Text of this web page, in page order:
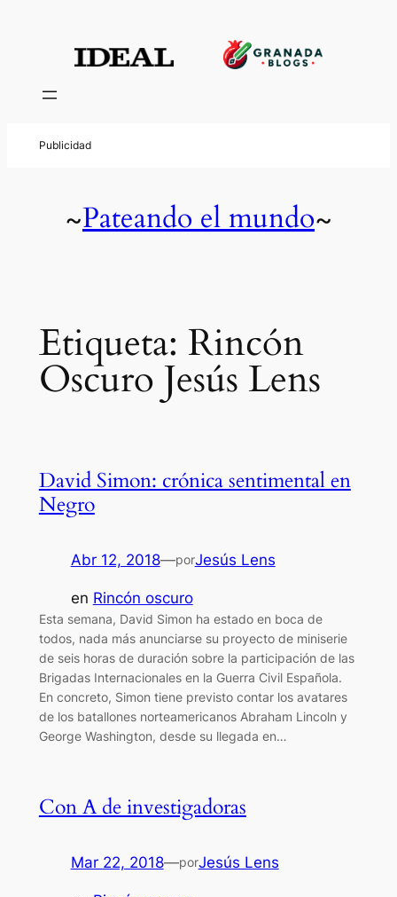
contenido
~Pateando el mundo~
Etiqueta: Rincón
Oscuro Jesús Lens
David Simon: crónica sentimental en
Negro
Abr 12, 2018—porJesús Lens
en Rincón oscuro
Esta semana, David Simon ha estado en boca de
todos, nada más anunciarse su proyecto de miniserie
de seis horas de duración sobre la participación de las
Brigadas Internacionales en la Guerra Civil Española.
En concreto, Simon tiene previsto contar los avatares
de los batallones norteamericanos Abraham Lincoln y
George Washington, desde su llegada en…
Con A de investigadoras
Mar 22, 2018—porJesús Lens